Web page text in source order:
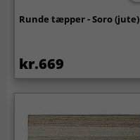
Runde tæpper - Soro (jute)
kr.669